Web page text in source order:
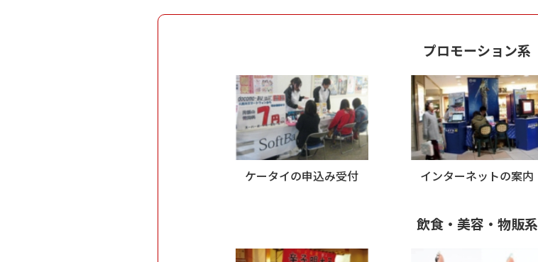
プロモーション系
ケータイの申込み受付 インターネットの案内
飲食・美容・物販系